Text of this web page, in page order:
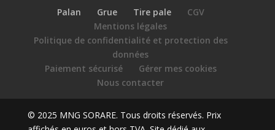
Palan Grue Tire pale
CGV
Mentions légales
Politique de confidentialité et protection des
données
Paiement sécurisé
Gérer mes cookies
Nous contacter
© 2025 MNG SORARE. Tous droits réservés. Prix